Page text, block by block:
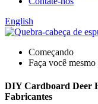
English
Começando
Faça você
DIY Cardboard Deer
Fabricantes